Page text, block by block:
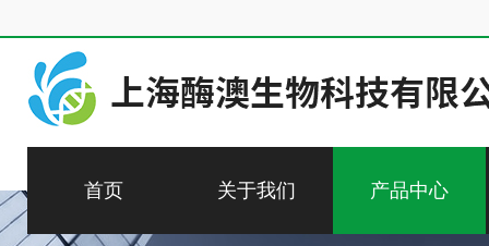
首页 关于我们 产品中心